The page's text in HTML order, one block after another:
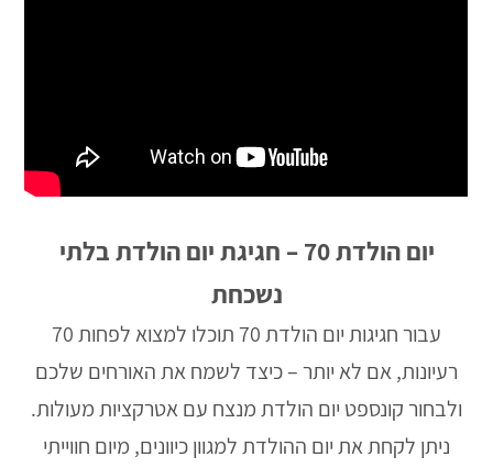
יום הולדת 70 – חגיגת יום הולדת בלתי
נשכחת
עבור חגיגות יום הולדת 70 תוכלו למצוא לפחות 70
רעיונות, אם לא יותר – כיצד לשמח את האורחים שלכם
ולבחור קונספט יום הולדת מנצח עם אטרקציות מעולות.
ניתן לקחת את יום ההולדת למגוון כיוונים, מיום חווייתי